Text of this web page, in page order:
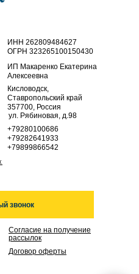
звонок
ИНН 262809484627
ОГРН 323265100150430
+79280100686
+79899866542
+79282641933
Кисловодск,
Ставропольский край
357700, Россия
ул. Рябиновая, д.98
ИП Макаренко Екатерина
Алексеевна
Договор оферты
Согласие на получение
рассылок